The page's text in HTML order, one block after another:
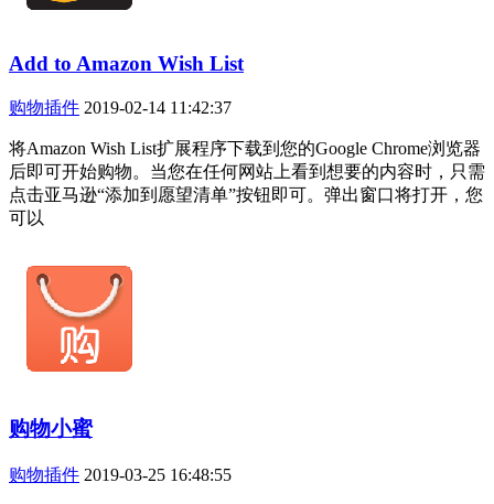
Add to Amazon Wish List
购物插件 2019-02-14 11:42:37
将Amazon Wish List扩展程序下载到您的Google Chrome浏览器
后即可开始购物。当您在任何网站上看到想要的内容时，只需
点击亚马逊“添加到愿望清单”按钮即​​可。弹出窗口将打开，您
可以
购物小蜜
购物插件 2019-03-25 16:48:55